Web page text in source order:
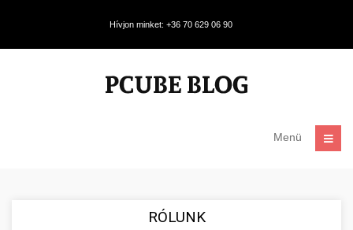
Hívjon minket: +36 70 629 06 90
Menü
RÓLUNK